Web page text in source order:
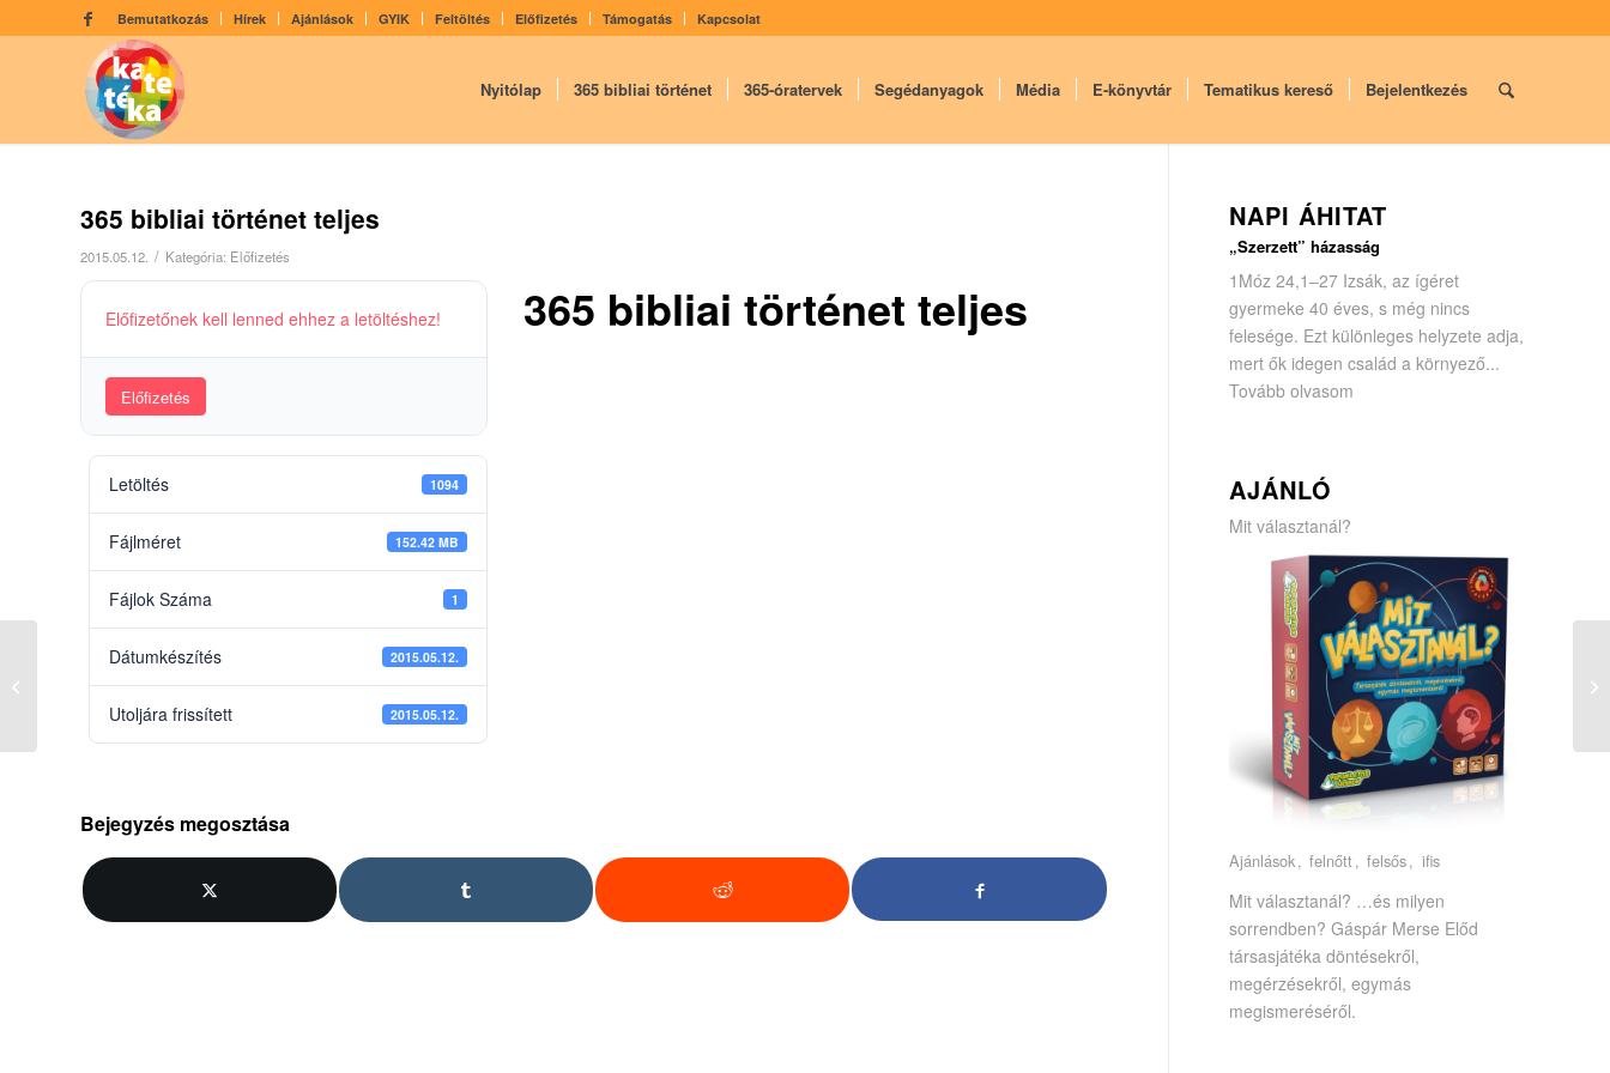
Bemutatkozás Hírek Ajánlások GYIK Feltöltés Előfizetés Támogatás Kapcsolat
Nyitólap 365 bibliai történet 365-óratervek Segédanyagok Média E-könyvtár Tematikus kereső Bejelentkezés
365 bibliai történet teljes
2015.05.12. / Kategória: Előfizetés
Előfizetőnek kell lenned ehhez a letöltéshez!
Előfizetés
Letöltés 1094
Fájlméret 152.42 MB
Fájlok Száma 1
Dátumkészítés 2015.05.12.
Utoljára frissített 2015.05.12.
365 bibliai történet teljes
Bejegyzés megosztása
NAPI ÁHITAT
„Szerzett” házasság
1Móz 24,1–27 Izsák, az ígéret
gyermeke 40 éves, s még nincs
felesége. Ezt különleges helyzete adja,
mert ők idegen család a környező...
Tovább olvasom
AJÁNLÓ
Mit választanál?
Ajánlások felnőtt felsős ifis
Mit választanál? …és milyen
sorrendben? Gáspár Merse Előd
társasjátéka döntésekről,
megérzésekről, egymás
megismeréséről.
Átdolgozott tanmenet – felsős – Újsz